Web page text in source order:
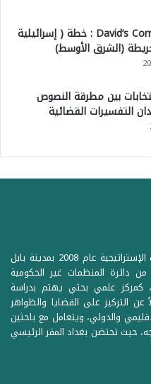
ممر داوود David’s Corrido : خطة ( إسرائيلية
(الشرق الأوسط)
بين مطرقة النصوص
التفسيرات القضائية
تأسس مركز حمورابي للبحوث والدراسات الإستراتيجية عام 2008 بمدينة بابل
دائرة المنظمات غير الحكومية
المرقمة ((1Z71874 بتاريخ 25/12/2012، كمركز علمي بحثي يهتم بدراسة
التركيز على القضايا والظواهر
والدولي، ويتعامل مع باحثين
حيث تحتضن بغداد المقر الرئيسي